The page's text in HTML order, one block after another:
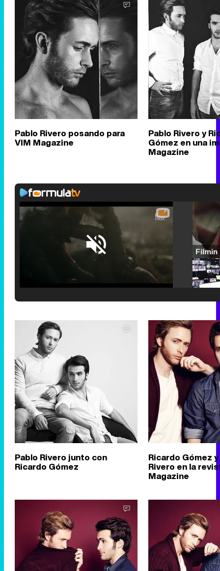
Pablo Rivero posando para
VIM Magazine
Pablo Rivero y
Gómez en una
Magazine
Pablo Rivero junto con
Ricardo Gómez
Ricardo Gómez
Rivero en la
Magazine